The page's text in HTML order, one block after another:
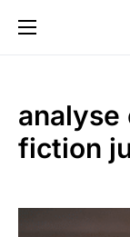
analyse
fiction